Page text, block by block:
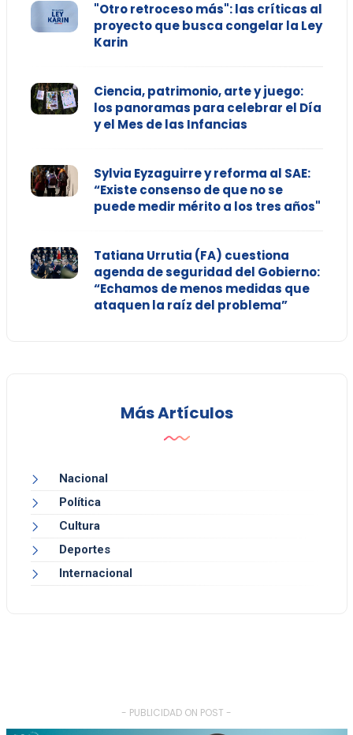
"Otro retroceso más": las críticas al
proyecto que busca congelar la Ley
Karin
Ciencia, patrimonio, arte y juego:
los panoramas para celebrar el Día
y el Mes de las Infancias
Sylvia Eyzaguirre y reforma al SAE:
“Existe consenso de que no se
puede medir mérito a los tres años"
Tatiana Urrutia (FA) cuestiona
agenda de seguridad del Gobierno:
“Echamos de menos medidas que
ataquen la raíz del problema”
Más Artículos
Nacional
Política
Cultura
Deportes
Internacional
- PUBLICIDAD ON POST -